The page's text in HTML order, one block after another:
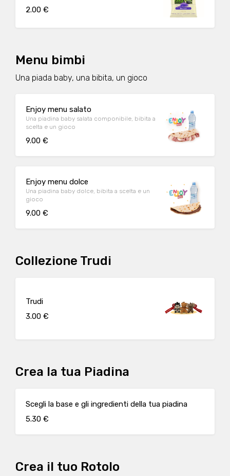
2.00 €
Menu bimbi
Una piada baby, una bibita, un gioco
Enjoy menu salato
Una piadina baby salata componibile, bibita a
scelta e un gioco
9.00 €
Enjoy menu dolce
Una piadina baby dolce, bibita a scelta e un
gioco
9.00 €
Collezione Trudi
Trudi
3.00 €
Crea la tua Piadina
Scegli la base e gli ingredienti della tua piadina
5.30 €
Crea il tuo Rotolo